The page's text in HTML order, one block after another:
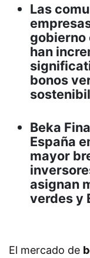
Las
gobierno
han
bonos
Beka
España
mayor
asignan
verdes y
El mercado de